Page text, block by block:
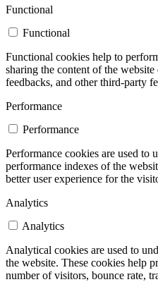
Functional
Functional
Functional cookies help to
sharing the content of the
feedbacks, and other third-party
Performance
Performance
Performance cookies are used to
performance indexes of the
better user experience for the
Analytics
Analytics
Analytical cookies are used to
the website. These cookies help
number of visitors, bounce rate,